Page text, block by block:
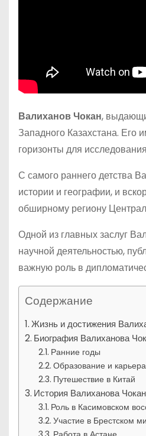
Валиханов Чокан,
Западного Казахстана. Его
горизонты для
С самого раннего детства
истории и географии, и
обширному региону
Одной из главных заслуг
научной деятельностью,
важную роль в
Содержание
Жизнь и достижения
Биография Валиханова
Ранние годы
Образование и карьера
Путешествие в Китай
История Валиханова
Роль в Касимовском
Участие в Брестском